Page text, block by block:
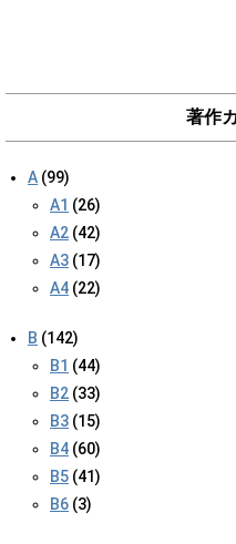
著作
A (99)
A1 (26)
A2 (42)
A3 (17)
A4 (22)
B (142)
B1 (44)
B2 (33)
B3 (15)
B4 (60)
B5 (41)
B6 (3)